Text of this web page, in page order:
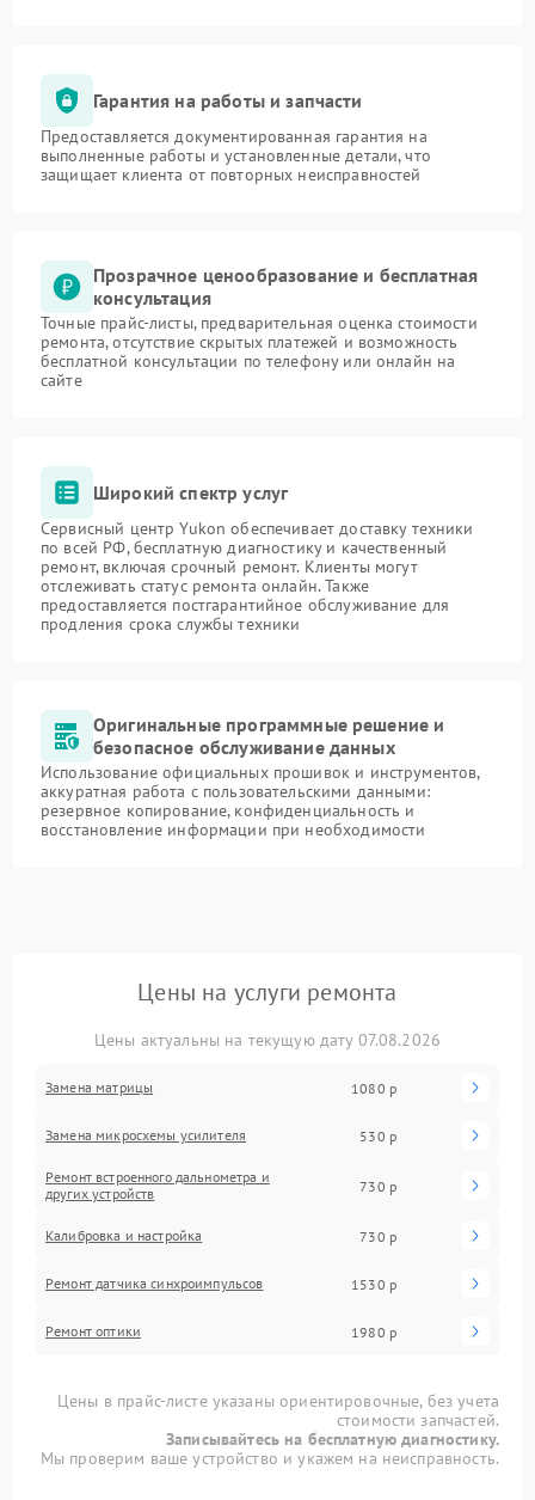
Гарантия на работы и запчасти
Предоставляется документированная гарантия на
выполненные работы и установленные детали, что
защищает клиента от повторных неисправностей
Прозрачное ценообразование и бесплатная
консультация
Точные прайс-листы, предварительная оценка стоимости
ремонта, отсутствие скрытых платежей и возможность
бесплатной консультации по телефону или онлайн на
сайте
Широкий спектр услуг
Сервисный центр Yukon обеспечивает доставку техники
по всей РФ, бесплатную диагностику и качественный
ремонт, включая срочный ремонт. Клиенты могут
отслеживать статус ремонта онлайн. Также
предоставляется постгарантийное обслуживание для
продления срока службы техники
Оригинальные программные решение и
безопасное обслуживание данных
Использование официальных прошивок и инструментов,
аккуратная работа с пользовательскими данными:
резервное копирование, конфиденциальность и
восстановление информации при необходимости
Цены на услуги ремонта
Цены актуальны на текущую дату 07.08.2026
Замена матрицы 1080 р
Замена микросхемы усилителя 530 р
Ремонт встроенного дальнометра и
других устройств
730 р
Калибровка и настройка 730 р
Ремонт датчика синхроимпульсов 1530 р
Ремонт оптики 1980 р
Цены в прайс-листе указаны ориентировочные, без учета
стоимости запчастей.
Записывайтесь на бесплатную диагностику.
Мы проверим ваше устройство и укажем на неисправность.